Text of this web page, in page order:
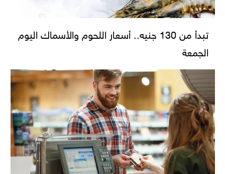
تبدأ من 130 جنيه.. أسعار اللحوم والأسماك اليوم
الجمعة